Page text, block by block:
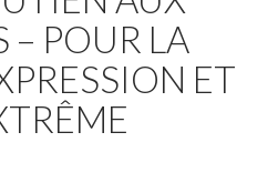
– POUR LA
ET